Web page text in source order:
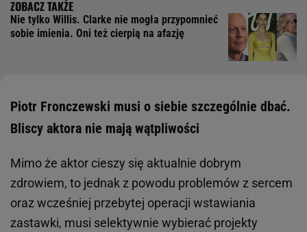
Nie tylko Willis. Clarke nie mogła przypomnieć
sobie imienia. Oni też cierpią na afazję
Piotr Fronczewski musi o siebie szczególnie dbać.
Bliscy aktora nie mają wątpliwości
Mimo że aktor cieszy się aktualnie dobrym
zdrowiem, to jednak z powodu problemów z sercem
oraz wcześniej przebytej operacji wstawiania
zastawki, musi selektywnie wybierać projekty